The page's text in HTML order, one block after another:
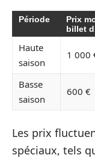
Période
Prix
billet
Haute
saison
1 000
Basse
saison
600 €
Les prix
spéciaux, tels